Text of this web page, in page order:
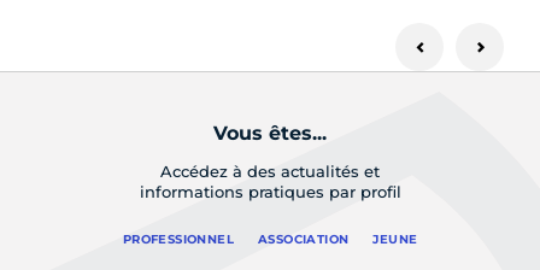
Vous êtes...
Accédez à des actualités et
informations pratiques par profil
PROFESSIONNEL ASSOCIATION JEUNE